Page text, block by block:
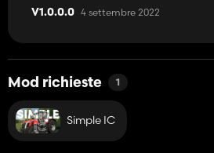
V1.0.0.0 4 settembre 2022
Mod richieste 1
Simple IC